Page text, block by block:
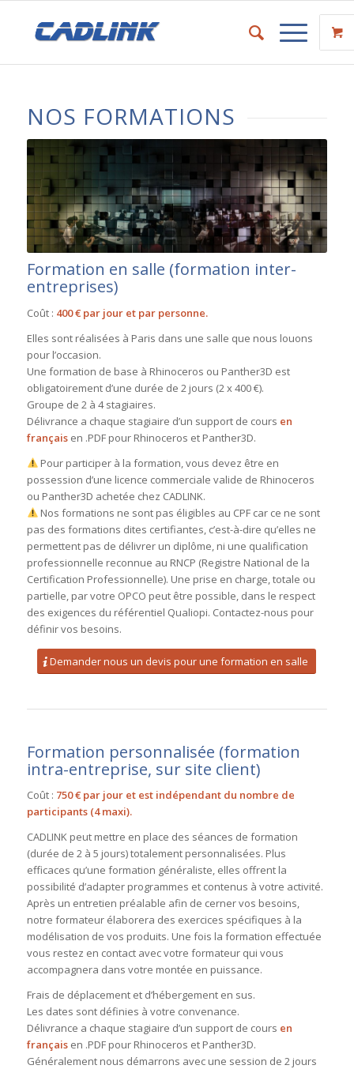
NOS FORMATIONS
Formation en salle (formation inter-
entreprises)
Coût : 400 € par jour et par personne.
Elles sont réalisées à Paris dans une salle que nous louons
pour l’occasion.
Une formation de base à Rhinoceros ou Panther3D est
obligatoirement d’une durée de 2 jours (2 x 400 €).
Groupe de 2 à 4 stagiaires.
Délivrance a chaque stagiaire d’un support de cours en
françaisen .PDF pour Rhinoceros et Panther3D.
Pour participer à la formation, vous devez être en
possession d’une licence commerciale valide de Rhinoceros
ou Panther3D achetée chez CADLINK.
Nos formations ne sont pas éligibles au CPF car ce ne sont
pas des formations dites certifiantes, c’est-à-dire qu’elles ne
permettent pas de délivrer un diplôme, ni une qualification
professionnelle reconnue au RNCP (Registre National de la
Certification Professionnelle). Une prise en charge, totale ou
partielle, par votre OPCO peut être possible, dans le respect
des exigences du référentiel Qualiopi. Contactez-nous pour
définir vos besoins.
Demander nous un devis pour une formation en salle
Formation personnalisée (formation
intra-entreprise, sur site client)
Coût : 750 € par jour et est indépendant du nombre de
participants (4 maxi).
CADLINK peut mettre en place des séances de formation
(durée de 2 à 5 jours) totalement personnalisées. Plus
efficaces qu’une formation généraliste, elles offrent la
possibilité d’adapter programmes et contenus à votre activité.
Après un entretien préalable afin de cerner vos besoins,
notre formateur élaborera des exercices spécifiques à la
modélisation de vos produits. Une fois la formation effectuée
vous restez en contact avec votre formateur qui vous
accompagnera dans votre montée en puissance.
Frais de déplacement et d’hébergement en sus.
Les dates sont définies à votre convenance.
Délivrance a chaque stagiaire d’un support de cours en
françaisen .PDF pour Rhinoceros et Panther3D.
Généralement nous démarrons avec une session de 2 jours